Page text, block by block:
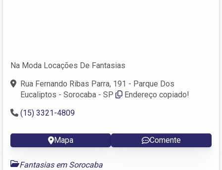
Na Moda Locações De Fantasias
Rua Fernando Ribas Parra, 191 - Parque Dos
Eucaliptos - Sorocaba - SP
Endereço copiado!
(15) 3321-4809
Mapa Comente
Fantasias em Sorocaba